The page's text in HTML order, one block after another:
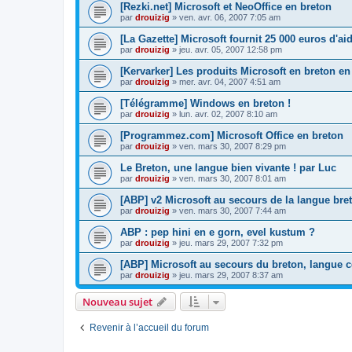
[Rezki.net] Microsoft et NeoOffice en breton
par drouizig » ven. avr. 06, 2007 7:05 am
[La Gazette] Microsoft fournit 25 000 euros
par drouizig » jeu. avr. 05, 2007 12:58 pm
[Kervarker] Les produits Microsoft en breton
par drouizig » mer. avr. 04, 2007 4:51 am
[Télégramme] Windows en breton !
par drouizig » lun. avr. 02, 2007 8:10 am
[Programmez.com] Microsoft Office en breton
par drouizig » ven. mars 30, 2007 8:29 pm
Le Breton, une langue bien vivante ! par Luc
par drouizig » ven. mars 30, 2007 8:01 am
[ABP] v2 Microsoft au secours de la langue
par drouizig » ven. mars 30, 2007 7:44 am
ABP : pep hini en e gorn, evel kustum ?
par drouizig » jeu. mars 29, 2007 7:32 pm
[ABP] Microsoft au secours du breton, langue
par drouizig » jeu. mars 29, 2007 8:37 am
Nouveau sujet
Revenir à l’accueil du forum